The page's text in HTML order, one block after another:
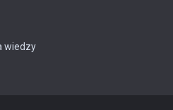
wiedzy